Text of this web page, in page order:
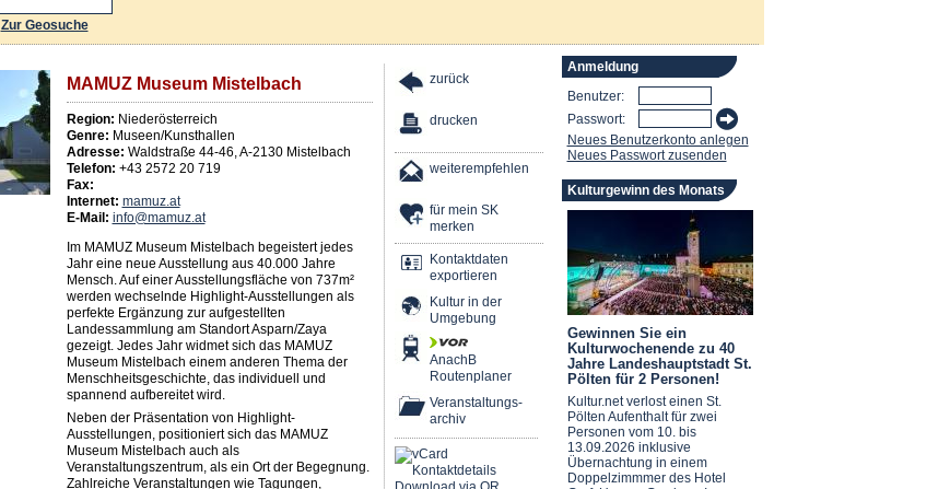
Zur Geosuche
MAMUZ Museum Mistelbach
Region: Niederösterreich
Genre: Museen/Kunsthallen
Adresse: Waldstraße 44-46,A-2130 Mistelbach
Telefon: +43 2572 20 719
Fax:
Internet: mamuz.at
E-Mail: info@mamuz.at
Im MAMUZ Museum Mistelbach begeistert jedes
Jahr eine neue Ausstellung aus 40.000 Jahre
Mensch. Auf einer Ausstellungsfläche von 737m²
werden wechselnde Highlight-Ausstellungen als
perfekte Ergänzung zur aufgestellten
Landessammlung am Standort Asparn/Zaya
gezeigt. Jedes Jahr widmet sich das MAMUZ
Museum Mistelbach einem anderen Thema der
Menschheitsgeschichte, das individuell und
spannend aufbereitet wird.
Neben der Präsentation von Highlight-
Ausstellungen, positioniert sich das MAMUZ
Museum Mistelbach auch als
Veranstaltungszentrum, als ein Ort der Begegnung.
Zahlreiche Veranstaltungen wie Tagungen,
zurück
drucken
weiterempfehlen
für mein SK
merken
Kontaktdaten
exportieren
Kultur in der
Umgebung
AnachB
Routenplaner
Veranstaltungs-
archiv
Anmeldung
Benutzer:
Passwort:
Neues Benutzerkonto anlegen
Neues Passwort zusenden
Kulturgewinn des Monats
Gewinnen Sie ein
Kulturwochenende zu 40
Jahre Landeshauptstadt St.
Pölten für 2 Personen!
Kultur.net verlost einen St.
Pölten Aufenthalt für zwei
Personen vom 10. bis
13.09.2026 inklusive
Übernachtung in einem
Doppelzimmmer des Hotel